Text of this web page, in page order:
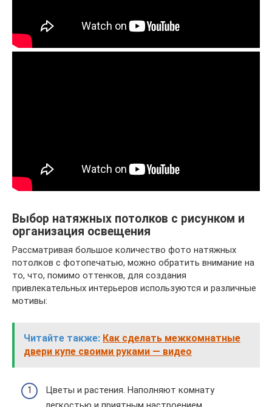
Выбор натяжных потолков с рисунком и
организация освещения
Рассматривая большое количество фото натяжных
потолков с фотопечатью, можно обратить внимание на
то, что, помимо оттенков, для создания
привлекательных интерьеров используются и различные
мотивы:
Читайте также: Как сделать межкомнатные
двери купе своими руками — видео
Цветы и растения. Наполняют комнату